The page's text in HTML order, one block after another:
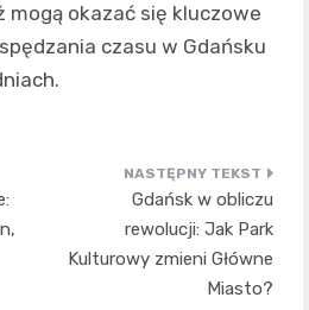
mogą okazać się kluczowe
czasu w Gdańsku
Gdańsk w obliczu
rewolucji: Jak Park
Kulturowy zmieni Główne
Miasto?